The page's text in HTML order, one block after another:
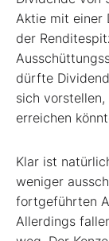
Aktie mit einer
der
dürfte
sich
erreichen
Klar ist
weniger
fortgeführten
Allerdings